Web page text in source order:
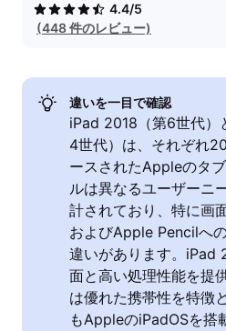
4.4/5
(448 件のレビュー)
違いを一目で確認
iPad 2018（第6世代
4世代）は、それぞれ
ースされたAppleのタ
ルは異なるユーザーニ
計されており、特に画
およびApple Pencilへ
違いがあります。iPad
面と高い処理性能を提
は優れた携帯性を特徴
もAppleのiPadOSを搭